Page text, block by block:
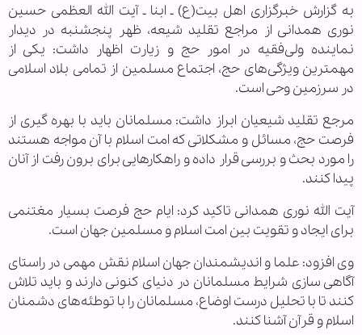
به گزارش خبرگزاری اهل بیت(ع) ـ ابنا ـ آیت الله العظمی حسین
نوری همدانی از مراجع تقلید شیعه، ظهر پنجشنبه در دیدار
نماینده ولی‌فقیه در امور حج و زیارت اظهار داشت: یکی از
مهمترین ویژگی‌های حج، اجتماع مسلمین از تمامی بلاد اسلامی
در سرزمین وحی است.
مرجع تقلید شیعیان ابراز داشت: مسلمانان باید با بهره گیری از
فرصت حج، مسائل و مشکلاتی که امت اسلام با آن مواجه هستند
را مورد بحث و بررسی قرار داده و راهکارهایی برای برون رفت از آنان
پیدا کنند.
آیت الله نوری همدانی تاکید کرد: ایام حج فرصت بسیار مغتنمی
برای ایجاد و تقویت بین امت اسلام و مسلمین جهان است.
وی افزود: علما و اندیشمندان جهان اسلام نقش مهمی در راستای
آگاهی سازی شرایط مسلمانان در دنیای کنونی دارند و باید تلاش
کنند تا با تحلیل درست اوضاع، مسلمانان را با توطئه‌های دشمنان
اسلام و قرآن آشنا کنند.